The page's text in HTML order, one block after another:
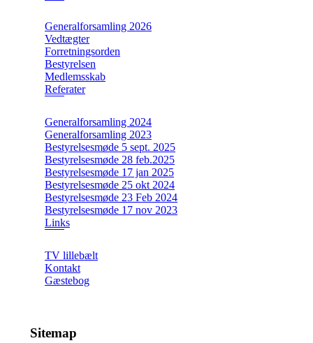
Generalforsamling 2026
Vedtægter
Forretningsorden
Bestyrelsen
Medlemsskab
Referater
Generalforsamling 2024
Generalforsamling 2023
Bestyrelsesmøde 5 sept. 2025
Bestyrelsesmøde 28 feb.2025
Bestyrelsesmøde 17 jan 2025
Bestyrelsesmøde 25 okt 2024
Bestyrelsesmøde 23 Feb 2024
Bestyrelsesmøde 17 nov 2023
Links
TV lillebælt
Kontakt
Gæstebog
Sitemap